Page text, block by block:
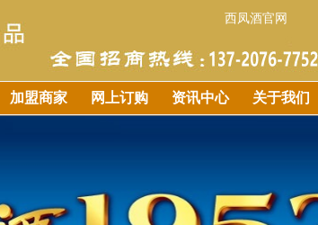
西凤酒官网
加盟商家 网上订购 资讯中心 关于我们